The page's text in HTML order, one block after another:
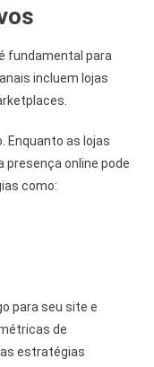
fundamental para
incluem lojas
Enquanto as lojas
online pode
como:
para seu site e
de
estratégias